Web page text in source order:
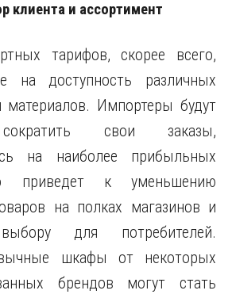
клиента и ассортимент
тарифов, скорее всего,
на доступность различных
Импортеры будут
свои заказы,
на наиболее прибыльных
приведет к уменьшению
на полках магазинов и
для потребителей.
шкафы от некоторых
брендов могут стать